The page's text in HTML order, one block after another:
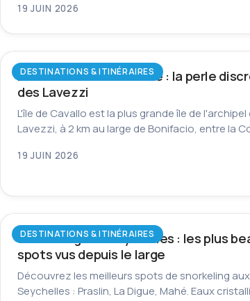
19 JUIN 2026
DESTINATIONS & ITINÉRAIRES
L’île de Cavallo en Corse : la perle
des Lavezzi
L'île de Cavallo est la plus grande île de l'archipel
Lavezzi, à 2 km au large de Bonifacio, entre la
19 JUIN 2026
DESTINATIONS & ITINÉRAIRES
Snorkeling aux Seychelles : les plus
spots vus depuis le large
Découvrez les meilleurs spots de snorkeling aux
Seychelles : Praslin, La Digue, Mahé. Eaux